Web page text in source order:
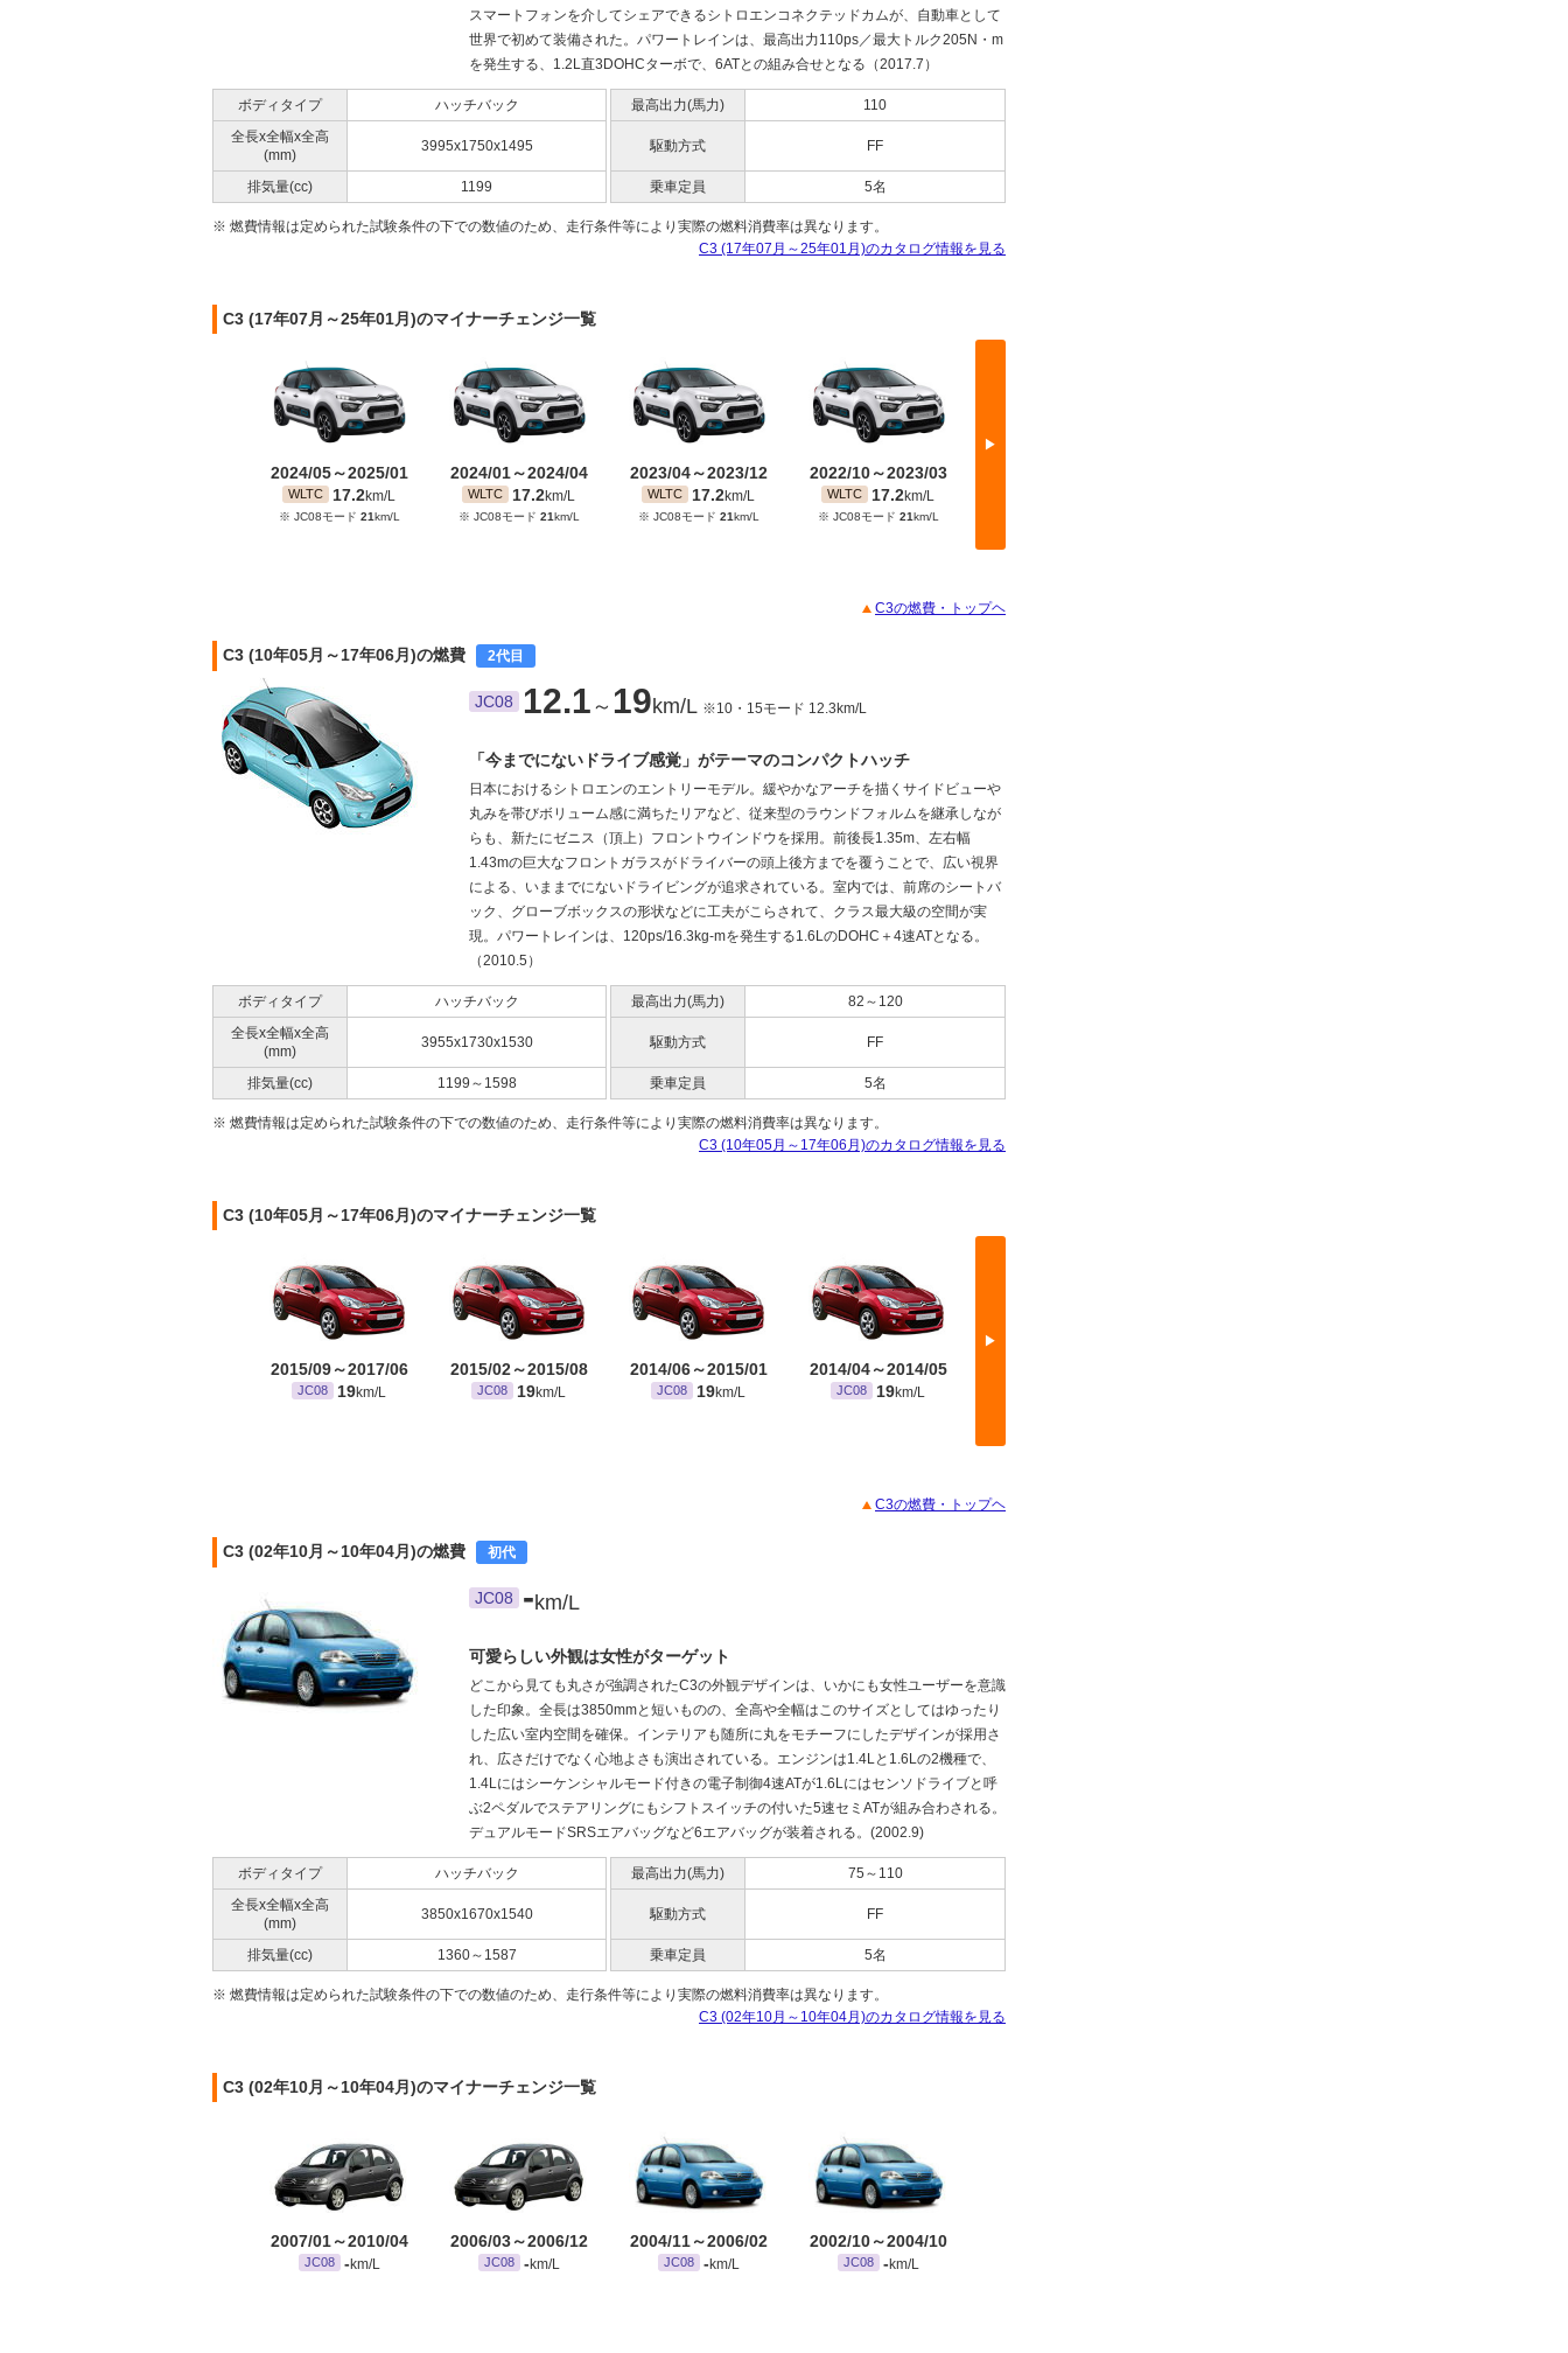
スマートフォンを介してシェアできるシトロエンコネクテッドカムが、自動車として
世界で初めて装備された。パワートレインは、最高出力110ps／最大トルク205N・m
を発生する、1.2L直3DOHCターボで、6ATとの組み合せとなる（2017.7）
ボディタイプ ハッチバック 最高出力(馬力)
110
全長x全幅x全高
(mm)
3995x1750x1495 駆動方式 FF
排気量(cc) 1199 乗車定員 5名
※ 燃費情報は定められた試験条件の下での数値のため、走行条件等により実際の燃料消費率は異なります。
C3 (17年07月～25年01月)のカタログ情報を見る
C3 (17年07月～25年01月)のマイナーチェンジ一覧
▶
2024/05～2025/01
WLTC 17.2km/L
※ JC08モード 21km/L
2024/01～2024/04
WLTC 17.2km/L
※ JC08モード 21km/L
2023/04～2023/12
WLTC 17.2km/L
※ JC08モード 21km/L
2022/10～2023/03
WLTC 17.2km/L
※ JC08モード 21km/L
C3の燃費・トップヘ
C3 (10年05月～17年06月)の燃費 2代目
JC08 12.1 ～ 19km/L ※10・15モード 12.3km/L
「今までにないドライブ感覚」がテーマのコンパクトハッチ
日本におけるシトロエンのエントリーモデル。緩やかなアーチを描くサイドビューや
丸みを帯びボリューム感に満ちたリアなど、従来型のラウンドフォルムを継承しなが
らも、新たにゼニス（頂上）フロントウインドウを採用。前後長1.35m、左右幅
1.43mの巨大なフロントガラスがドライバーの頭上後方までを覆うことで、広い視界
による、いままでにないドライビングが追求されている。室内では、前席のシートバ
ック、グローブボックスの形状などに工夫がこらされて、クラス最大級の空間が実
現。パワートレインは、120ps/16.3kg-mを発生する1.6LのDOHC＋4速ATとなる。
（2010.5）
ボディタイプ ハッチバック 最高出力(馬力)
82～120
全長x全幅x全高
(mm)
3955x1730x1530 駆動方式 FF
排気量(cc) 1199～1598 乗車定員 5名
※ 燃費情報は定められた試験条件の下での数値のため、走行条件等により実際の燃料消費率は異なります。
C3 (10年05月～17年06月)のカタログ情報を見る
C3 (10年05月～17年06月)のマイナーチェンジ一覧
▶
2015/09～2017/06
JC08 19km/L
2015/02～2015/08
JC08 19km/L
2014/06～2015/01
JC08 19km/L
2014/04～2014/05
JC08 19km/L
C3の燃費・トップヘ
C3 (02年10月～10年04月)の燃費 初代
JC08 -km/L
可愛らしい外観は女性がターゲット
どこから見ても丸さが強調されたC3の外観デザインは、いかにも女性ユーザーを意識
した印象。全長は3850mmと短いものの、全高や全幅はこのサイズとしてはゆったり
した広い室内空間を確保。インテリアも随所に丸をモチーフにしたデザインが採用さ
れ、広さだけでなく心地よさも演出されている。エンジンは1.4Lと1.6Lの2機種で、
1.4Lにはシーケンシャルモード付きの電子制御4速ATが1.6Lにはセンソドライブと呼
ぶ2ペダルでステアリングにもシフトスイッチの付いた5速セミATが組み合わされる。
デュアルモードSRSエアバッグなど6エアバッグが装着される。(2002.9)
ボディタイプ ハッチバック 最高出力(馬力)
75～110
全長x全幅x全高
(mm)
3850x1670x1540 駆動方式 FF
排気量(cc) 1360～1587 乗車定員 5名
※ 燃費情報は定められた試験条件の下での数値のため、走行条件等により実際の燃料消費率は異なります。
C3 (02年10月～10年04月)のカタログ情報を見る
C3 (02年10月～10年04月)のマイナーチェンジ一覧
2007/01～2010/04
JC08 - km/L
2006/03～2006/12
JC08 - km/L
2004/11～2006/02
JC08 - km/L
2002/10～2004/10
JC08 - km/L